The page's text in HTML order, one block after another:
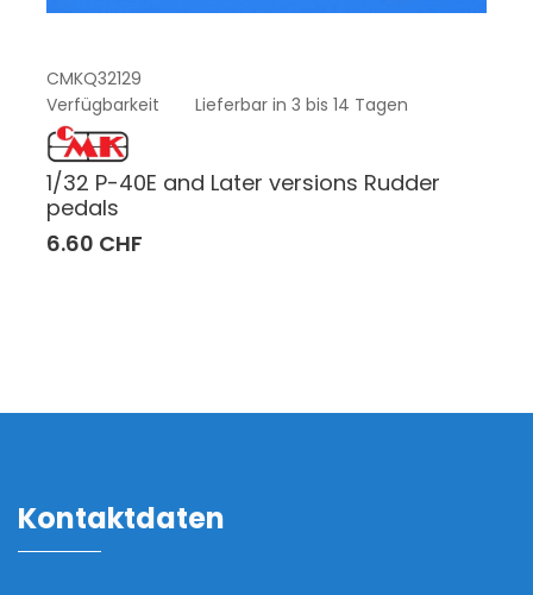
CMKQ32129
Verfügbarkeit
Lieferbar in 3 bis 14 Tagen
1/32 P-40E and Later versions Rudder
pedals
6.60 CHF
Kontaktdaten